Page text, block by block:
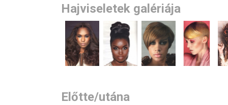
Hajviseletek galériája
Előtte/utána